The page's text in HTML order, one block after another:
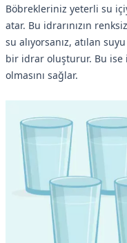
Böbrekleriniz yeterli su
atar. Bu idrarınızın
su alıyorsanız, atılan
bir idrar oluşturur. Bu ise
olmasını sağlar.